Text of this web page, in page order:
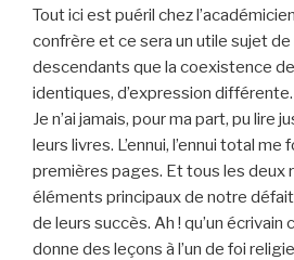
Tout ici est puéril chez
confrère et ce sera un utile sujet
descendants que la coexistence
identiques, d’expression différente.
Je n’ai jamais, pour ma part, pu lire
leurs livres. L’ennui, l’ennui total
premières pages. Et tous les deux
éléments principaux de notre
de leurs succès. Ah ! qu’un écrivain
donne des leçons à l’un de foi